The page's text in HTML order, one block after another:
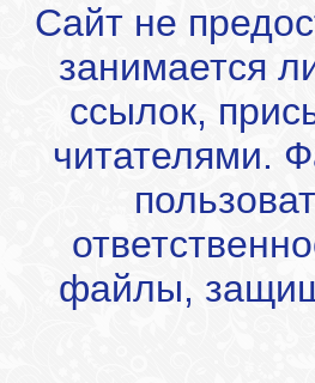
Сайт не
занимается
ссылок,
читателями.
файлы,